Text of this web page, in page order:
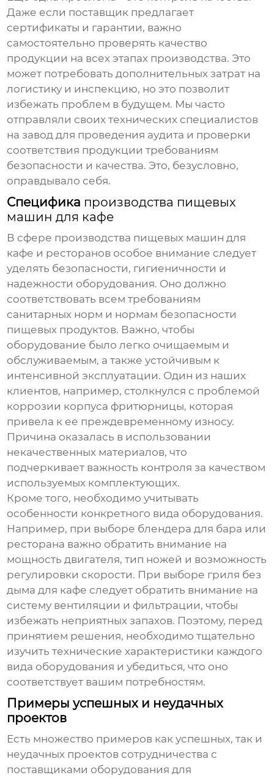
Даже если поставщик предлагает
сертификаты и гарантии, важно
самостоятельно проверять качество
продукции на всех этапах производства. Это
может потребовать дополнительных затрат на
логистику и инспекцию, но это позволит
избежать проблем в будущем. Мы часто
отправляли своих технических специалистов
на завод для проведения аудита и проверки
соответствия продукции требованиям
безопасности и качества. Это, безусловно,
оправдывало себя.
Специфика производства пищевых
машин для кафе
В сфере производства пищевых машин для
кафе и ресторанов особое внимание следует
уделять безопасности, гигиеничности и
надежности оборудования. Оно должно
соответствовать всем требованиям
санитарных норм и нормам безопасности
пищевых продуктов. Важно, чтобы
оборудование было легко очищаемым и
обслуживаемым, а также устойчивым к
интенсивной эксплуатации. Один из наших
клиентов, например, столкнулся с проблемой
коррозии корпуса фритюрницы, которая
привела к ее преждевременному износу.
Причина оказалась в использовании
некачественных материалов, что
подчеркивает важность контроля за качеством
используемых комплектующих.
Кроме того, необходимо учитывать
особенности конкретного вида оборудования.
Например, при выборе блендера для бара или
ресторана важно обратить внимание на
мощность двигателя, тип ножей и возможность
регулировки скорости. При выборе гриля без
дыма для кафе следует обратить внимание на
систему вентиляции и фильтрации, чтобы
избежать неприятных запахов. Поэтому, перед
принятием решения, необходимо тщательно
изучить технические характеристики каждого
вида оборудования и убедиться, что оно
соответствует вашим потребностям.
Примеры успешных и неудачных
проектов
Есть множество примеров как успешных, так и
неудачных проектов сотрудничества с
поставщиками оборудования для